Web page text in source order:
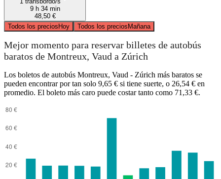
9 h 34 min
48,50 €
Todos los preciosHoy Todos los preciosMañana
Mejor momento para reservar billetes de autobús
baratos de Montreux, Vaud a Zúrich
Los boletos de autobús Montreux, Vaud - Zúrich más baratos se
pueden encontrar por tan solo 9,65 € si tiene suerte, o 26,54 € en
promedio. El boleto más caro puede costar tanto como 71,33 €.